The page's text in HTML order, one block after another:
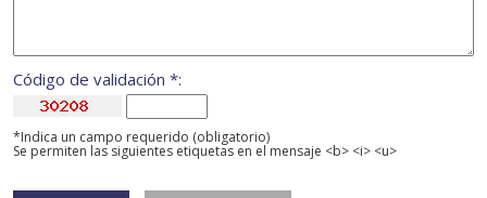
Código de validación *:
*Indica un campo requerido (obligatorio)
Se permiten las siguientes etiquetas en el mensaje <b> <i> <u>